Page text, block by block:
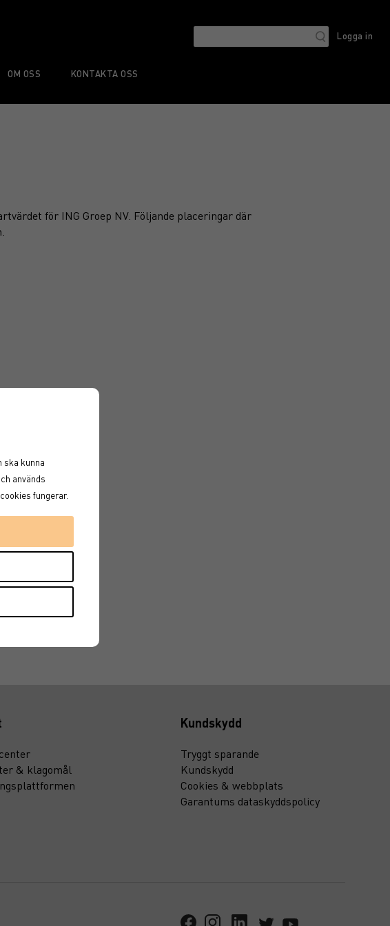
Logga in
OM OSS KONTAKTA OSS
för ING Groep NV. Följande placeringar där
& klagomål
Kundskydd
Tryggt sparande
Kundskydd
Cookies & webbplats
Garantums dataskyddspolicy
ska kunna
används
fungerar.